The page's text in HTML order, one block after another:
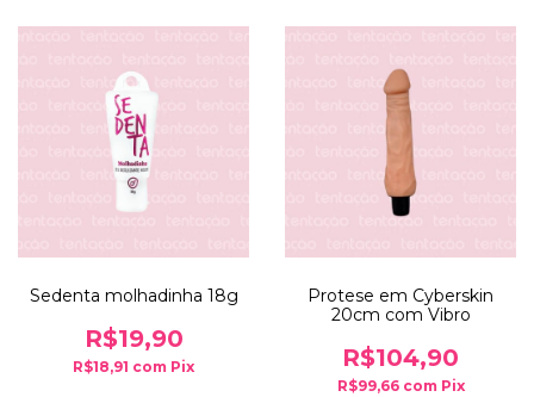
Sedenta molhadinha 18g
R$19,90
R$18,91 com Pix
Protese em Cyberskin
20cm com Vibro
R$104,90
R$99,66 com Pix